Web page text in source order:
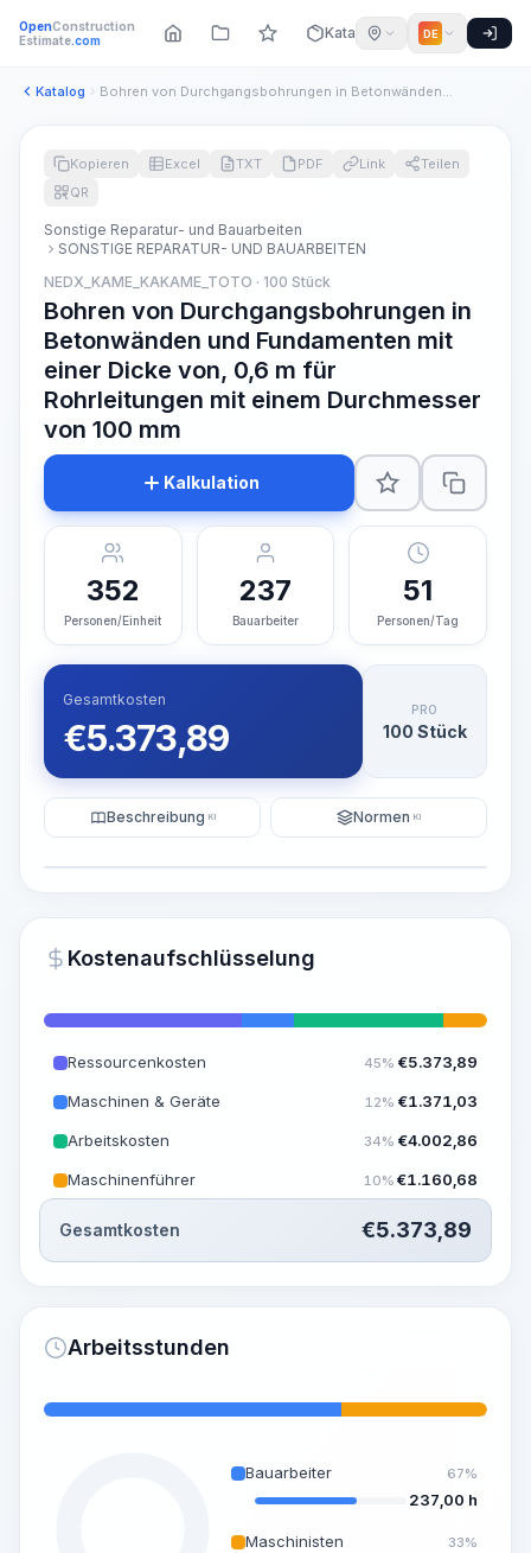
OpenConstruction
Estimate.com Katalog DE
Katalog Bohren von Durchgangsbohrungen in Betonwänden und Fundamente...
~15-30 Sek.
Kopieren Excel TXT PDF Link
Teilen
QR
Sonstige Reparatur- und Bauarbeiten
SONSTIGE REPARATUR- UND BAUARBEITEN
NEDX_KAME_KAKAME_TOTO · 100 Stück
Bohren von Durchgangsbohrungen in
Betonwänden und Fundamenten mit
einer Dicke von, 0,6 m für
Rohrleitungen mit einem Durchmesser
von 100 mm
Kalkulation
352
Personen/Einheit
237
Bauarbeiter
51
Personen/Tag
Gesamtkosten
€5.373,89
PRO
100 Stück
Beschreibung KI Normen KI
Kostenaufschlüsselung
Ressourcenkosten 45% €5.373,89
Maschinen & Geräte 12% €1.371,03
Arbeitskosten 34% €4.002,86
Maschinenführer 10% €1.160,68
Gesamtkosten €5.373,89
Arbeitsstunden
Bauarbeiter 67%
237,00 h
Maschinisten 33%